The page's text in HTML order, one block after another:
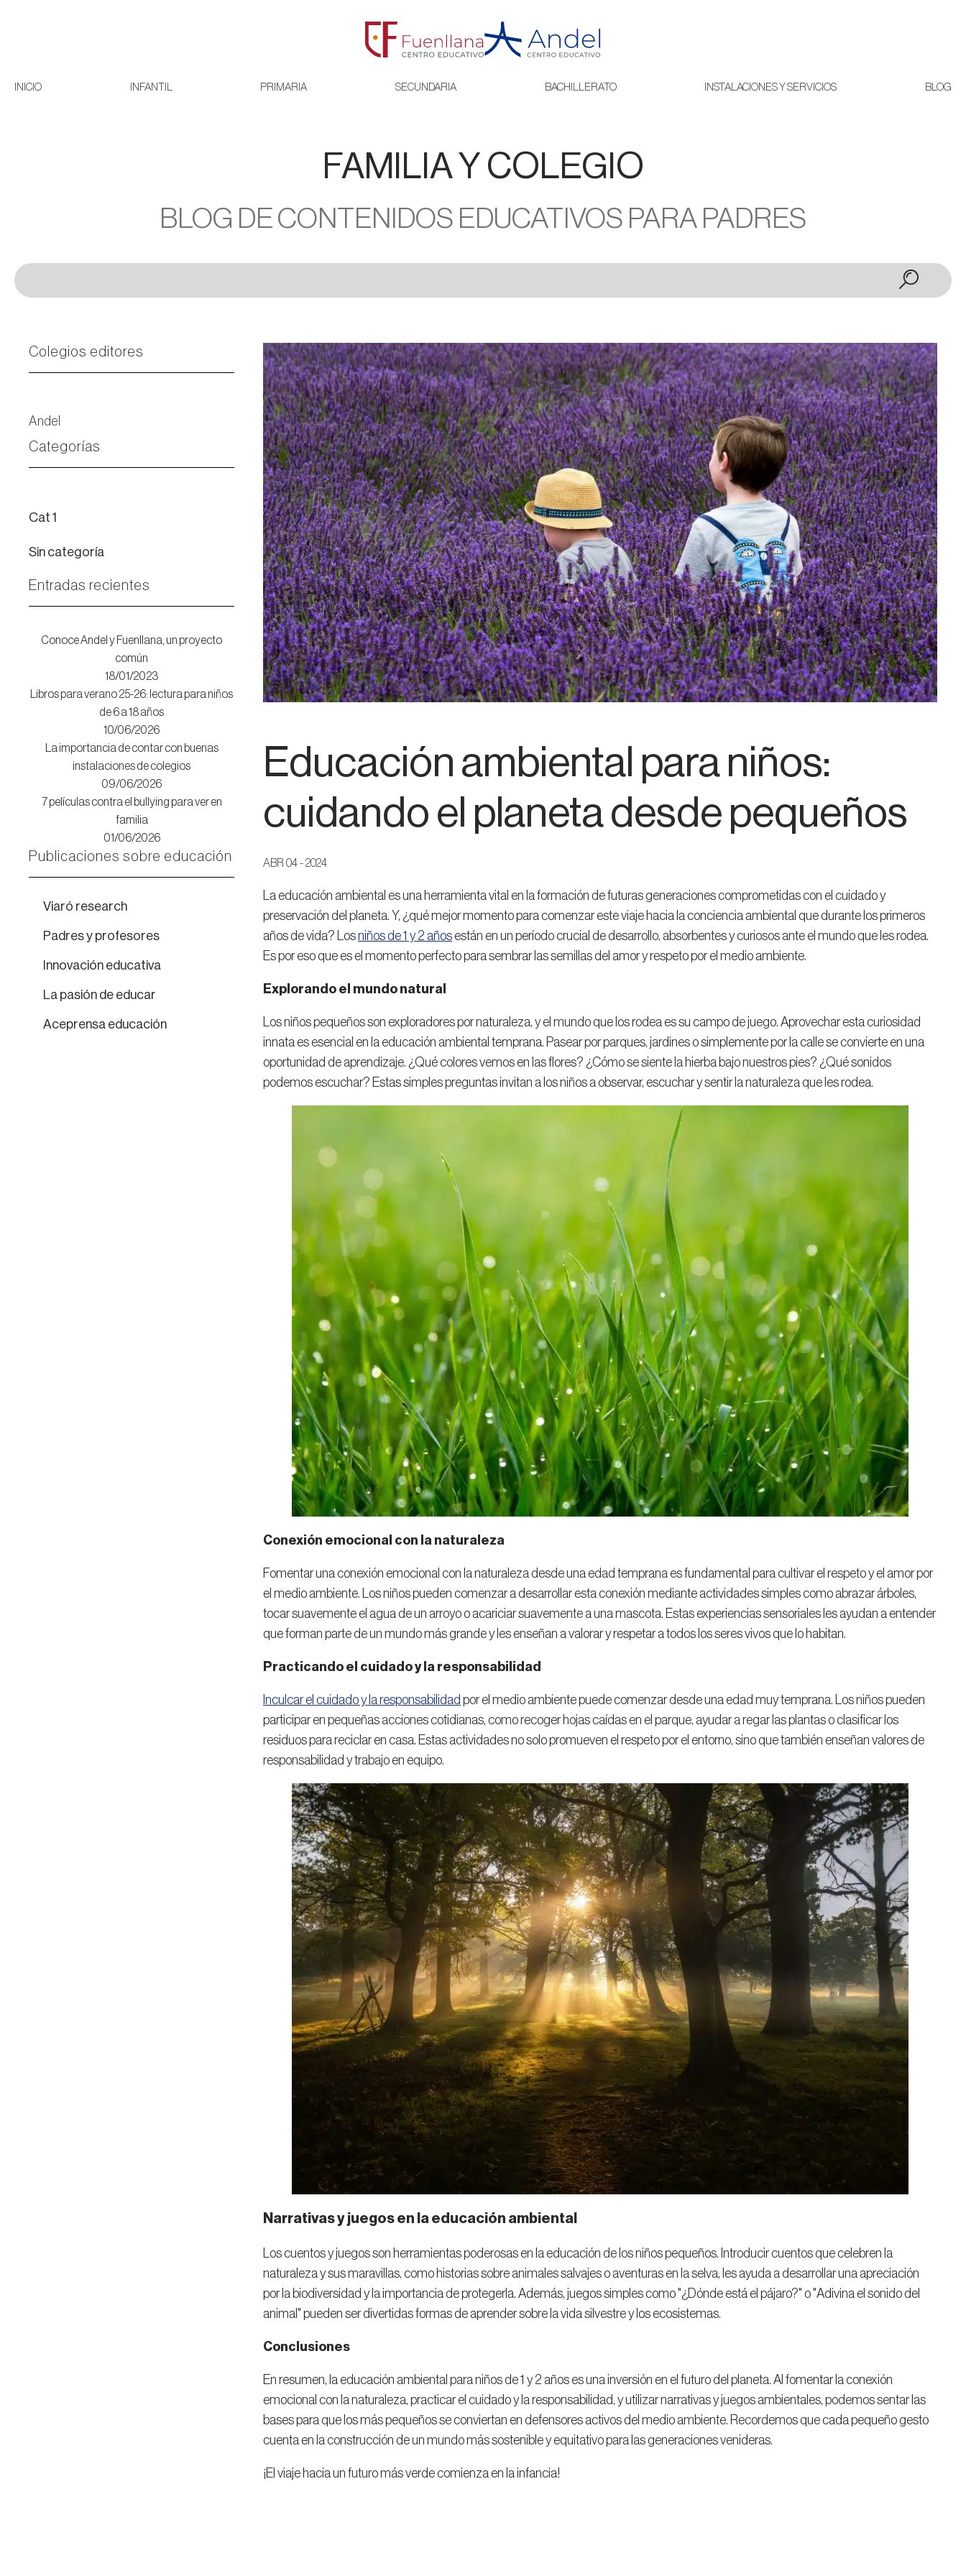
INICIO INFANTIL PRIMARIA SECUNDARIA BACHILLERATO INSTALACIONES Y SERVICIOS BLOG
FAMILIA Y COLEGIO
BLOG DE CONTENIDOS EDUCATIVOS PARA PADRES
Colegios editores
Andel
Categorías
Cat 1
Sin categoría
Entradas recientes
Conoce Andel y Fuenllana, un proyecto
común
18/01/2023
Libros para verano 25-26: lectura para niños
de 6 a 18 años
10/06/2026
La importancia de contar con buenas
instalaciones de colegios
09/06/2026
7 películas contra el bullying para ver en
familia
01/06/2026
Publicaciones sobre educación
Viaró research
Padres y profesores
Innovación educativa
La pasión de educar
Aceprensa educación
Educación ambiental para niños:
cuidando el planeta desde pequeños
ABR 04 - 2024
La educación ambiental es una herramienta vital en la formación de futuras generaciones comprometidas con el cuidado y
preservación del planeta. Y, ¿qué mejor momento para comenzar este viaje hacia la conciencia ambiental que durante los primeros
años de vida? Losniños de 1 y 2 añosestán en un período crucial de desarrollo, absorbentes y curiosos ante el mundo que les rodea.
Es por eso que es el momento perfecto para sembrar las semillas del amor y respeto por el medio ambiente.
Explorando el mundo natural
Los niños pequeños son exploradores por naturaleza, y el mundo que los rodea es su campo de juego. Aprovechar esta curiosidad
innata es esencial en la educación ambiental temprana. Pasear por parques, jardines o simplemente por la calle se convierte en una
oportunidad de aprendizaje. ¿Qué colores vemos en las flores? ¿Cómo se siente la hierba bajo nuestros pies? ¿Qué sonidos
podemos escuchar? Estas simples preguntas invitan a los niños a observar, escuchar y sentir la naturaleza que les rodea.
Conexión emocional con la naturaleza
Fomentar una conexión emocional con la naturaleza desde una edad temprana es fundamental para cultivar el respeto y el amor por
el medio ambiente. Los niños pueden comenzar a desarrollar esta conexión mediante actividades simples como abrazar árboles,
tocar suavemente el agua de un arroyo o acariciar suavemente a una mascota. Estas experiencias sensoriales les ayudan a entender
que forman parte de un mundo más grande y les enseñan a valorar y respetar a todos los seres vivos que lo habitan.
Practicando el cuidado y la responsabilidad
Inculcar el cuidado y la responsabilidad por el medio ambiente puede comenzar desde una edad muy temprana. Los niños pueden
participar en pequeñas acciones cotidianas, como recoger hojas caídas en el parque, ayudar a regar las plantas o clasificar los
residuos para reciclar en casa. Estas actividades no solo promueven el respeto por el entorno, sino que también enseñan valores de
responsabilidad y trabajo en equipo.
Narrativas y juegos en la educación ambiental
Los cuentos y juegos son herramientas poderosas en la educación de los niños pequeños. Introducir cuentos que celebren la
naturaleza y sus maravillas, como historias sobre animales salvajes o aventuras en la selva, les ayuda a desarrollar una apreciación
por la biodiversidad y la importancia de protegerla. Además, juegos simples como "¿Dónde está el pájaro?" o "Adivina el sonido del
animal" pueden ser divertidas formas de aprender sobre la vida silvestre y los ecosistemas.
Conclusiones
En resumen, la educación ambiental para niños de 1 y 2 años es una inversión en el futuro del planeta. Al fomentar la conexión
emocional con la naturaleza, practicar el cuidado y la responsabilidad, y utilizar narrativas y juegos ambientales, podemos sentar las
bases para que los más pequeños se conviertan en defensores activos del medio ambiente. Recordemos que cada pequeño gesto
cuenta en la construcción de un mundo más sostenible y equitativo para las generaciones venideras.
¡El viaje hacia un futuro más verde comienza en la infancia!